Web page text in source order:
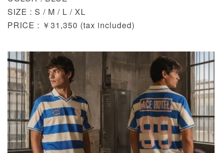
SIZE : S / M / L / XL
PRICE : ￥31,350 (tax included)